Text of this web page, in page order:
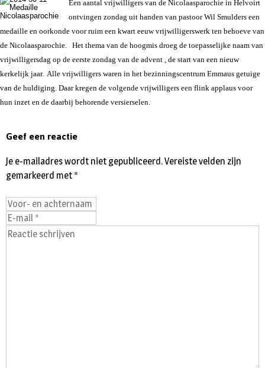
Een aantal vrijwilligers van de Nicolaasparochie in Helvoirt
ontvingen zondag uit handen van pastoor Wil Smulders een
medaille en oorkonde voor ruim een kwart eeuw vrijwilligerswerk ten behoeve van
de Nicolaasparochie. Het thema van de hoogmis droeg de toepasselijke naam van
vrijwilligersdag op de eerste zondag van de advent , de start van een nieuw
kerkelijk jaar. Alle vrijwilligers waren in het bezinningscentrum Emmaus getuige
van de huldiging. Daar kregen de volgende vrijwilligers een flink applaus voor
hun inzet en de daarbij behorende versierselen.
Geef een reactie
Je e-mailadres wordt niet gepubliceerd.Vereiste velden zijn
gemarkeerd met *